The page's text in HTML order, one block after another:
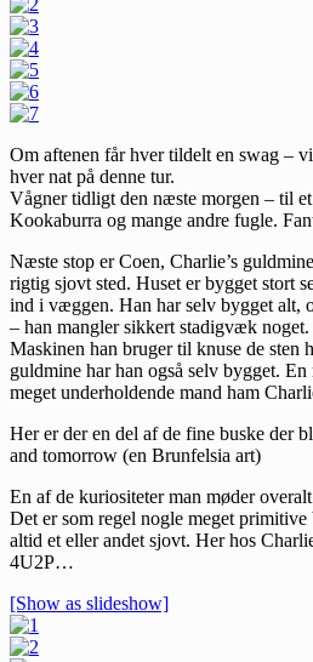
Om aftenen får hver tildelt en swag –
hver nat på denne tur.
Vågner tidligt den næste morgen – til
Kookaburra og mange andre fugle.
Næste stop er Coen, Charlie’s
rigtig sjovt sted. Huset er bygget stort
ind i væggen. Han har selv bygget alt,
– han mangler sikkert stadigvæk noget.
Maskinen han bruger til knuse de sten
guldmine har han også selv bygget.
meget underholdende mand ham
Her er der en del af de fine buske der
and tomorrow (en Brunfelsia art)
En af de kuriositeter man møder
Det er som regel nogle meget
altid et eller andet sjovt. Her hos
4U2P…
[Show as slideshow]